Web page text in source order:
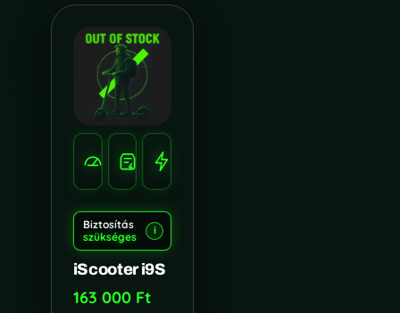
KM/H
HATÓTÁV
Biztosítás
szükséges
i
iScooter i9S
163 000 Ft